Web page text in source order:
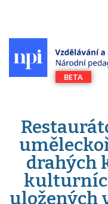
drahých
uložených